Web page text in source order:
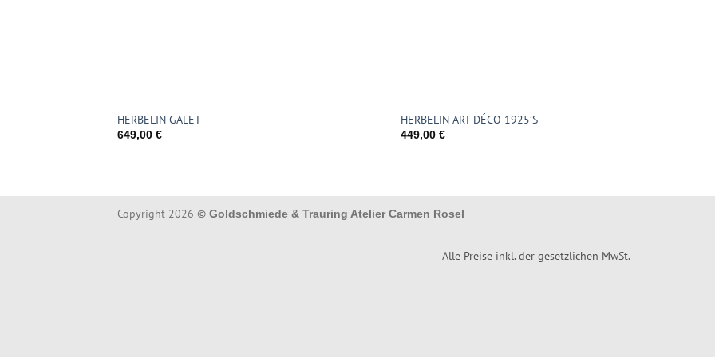
HERBELIN GALET
649,00 €
HERBELIN ART DÉCO 1925’S
449,00 €
Copyright 2026 © Goldschmiede & Trauring Atelier Carmen Rosel
Alle Preise inkl. der gesetzlichen MwSt.